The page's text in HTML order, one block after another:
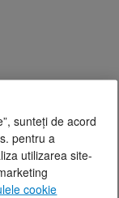
sunteți de acord
pentru a
utilizarea site-
cookie